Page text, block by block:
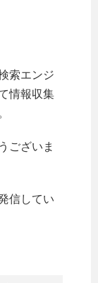
索エンジ
情報収集
ございま
信してい